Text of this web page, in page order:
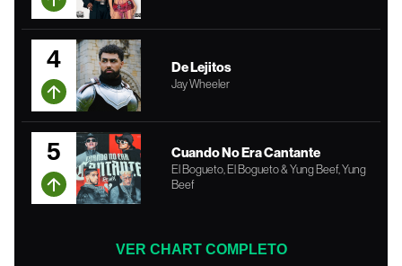
4 De Lejitos
Jay Wheeler
5 Cuando No Era Cantante
El Bogueto, El Bogueto & Yung Beef, Yung
Beef
VER CHART COMPLETO